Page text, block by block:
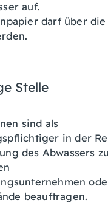
auf.
darf über die
Stelle
sind als
in der
des Abwassers
beauftragen.